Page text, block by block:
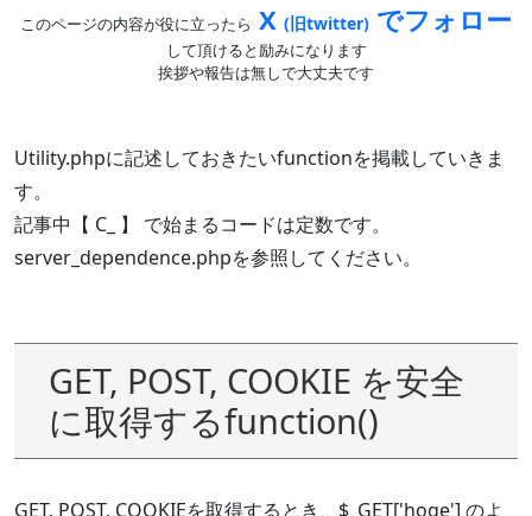
このページの内容が役に立ったら X (旧twitter) でフォロー
して頂けると励みになります
挨拶や報告は無しで大丈夫です
Utility.phpに記述しておきたいfunctionを掲載していきま
す。
記事中【 C_ 】 で始まるコードは定数です。
server_dependence.phpを参照してください。
GET, POST, COOKIE を安全
に取得するfunction()
GET, POST, COOKIEを取得するとき、$_GET['hoge'] のよ